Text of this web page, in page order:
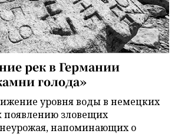
рек в Германии
голода»
уровня воды в немецких
появлению зловещих
напоминающих о